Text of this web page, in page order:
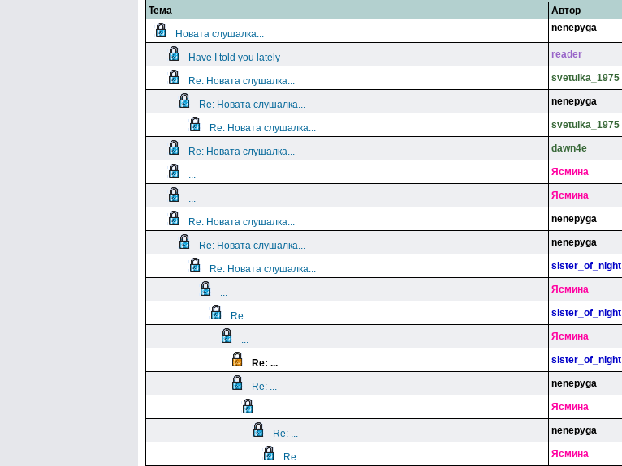
Тема
Автор
Новата слушалка...
nenepyga
Have I told you lately reader
Re: Новата слушалка... svetulka_1975
Re: Новата слушалка... nenepyga
Re: Новата слушалка... svetulka_1975
Re: Новата слушалка... dawn4e
... Яcминa
... Яcминa
Re: Новата слушалка... nenepyga
Re: Новата слушалка... nenepyga
Re: Новата слушалка... sister_of_night
... Яcминa
Re: ... sister_of_night
... Яcминa
Re: ... sister_of_night
Re: ... nenepyga
... Яcминa
Re: ... nenepyga
Re: ... Яcминa